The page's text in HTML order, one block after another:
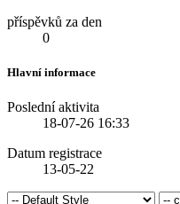
příspěvků za den
0
Hlavní informace
Poslední aktivita
18-07-26 16:33
Datum registrace
13-05-22